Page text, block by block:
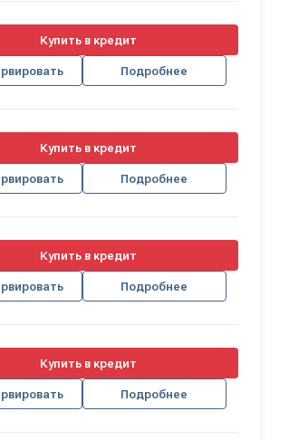
Купить в кредит
Подробнее
Купить в кредит
Подробнее
Купить в кредит
Подробнее
Купить в кредит
Подробнее